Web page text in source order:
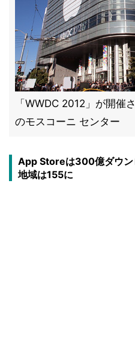
「WWDC 2012」が開催
のモスコーニ センター
App Storeは300億ダウン
地域は155に